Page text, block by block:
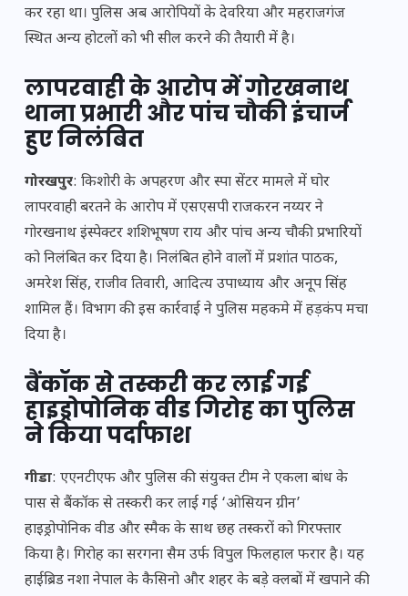
कर रहा था। पुलिस अब आरोपियों के देवरिया और महराजगंज
स्थित अन्य होटलों को भी सील करने की तैयारी में है।
लापरवाही के आरोप में गोरखनाथ
थाना प्रभारी और पांच चौकी इंचार्ज
हुए निलंबित
गोरखपुर: किशोरी के अपहरण और स्पा सेंटर मामले में घोर
लापरवाही बरतने के आरोप में एसएसपी राजकरन नय्यर ने
गोरखनाथ इंस्पेक्टर शशिभूषण राय और पांच अन्य चौकी प्रभारियों
को निलंबित कर दिया है। निलंबित होने वालों में प्रशांत पाठक,
अमरेश सिंह, राजीव तिवारी, आदित्य उपाध्याय और अनूप सिंह
शामिल हैं। विभाग की इस कार्रवाई ने पुलिस महकमे में हड़कंप मचा
दिया है।
बैंकॉक से तस्करी कर लाई गई
हाइड्रोपोनिक वीड गिरोह का पुलिस
ने किया पर्दाफाश
गीडा: एएनटीएफ और पुलिस की संयुक्त टीम ने एकला बांध के
पास से बैंकॉक से तस्करी कर लाई गई ‘ओसियन ग्रीन’
हाइड्रोपोनिक वीड और स्मैक के साथ छह तस्करों को गिरफ्तार
किया है। गिरोह का सरगना सैम उर्फ विपुल फिलहाल फरार है। यह
हाईब्रिड नशा नेपाल के कैसिनो और शहर के बड़े क्लबों में खपाने की